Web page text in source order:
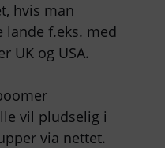
hvis man
f.eks. med
UK og USA.
vil pludselig i
via nettet.